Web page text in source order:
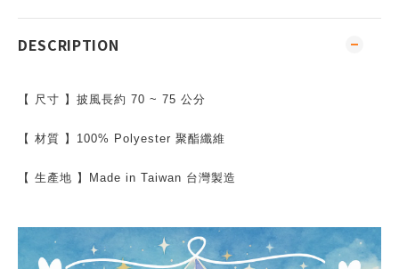
DESCRIPTION
【 尺寸 】披風長約 70 ~ 75 公分
【 材質 】100% Polyester 聚酯纖維
【 生產地 】Made in Taiwan 台灣製造